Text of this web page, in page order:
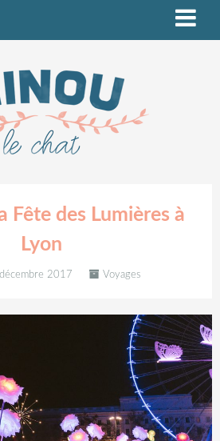
Fête des Lumières à
Lyon
2017 Voyages